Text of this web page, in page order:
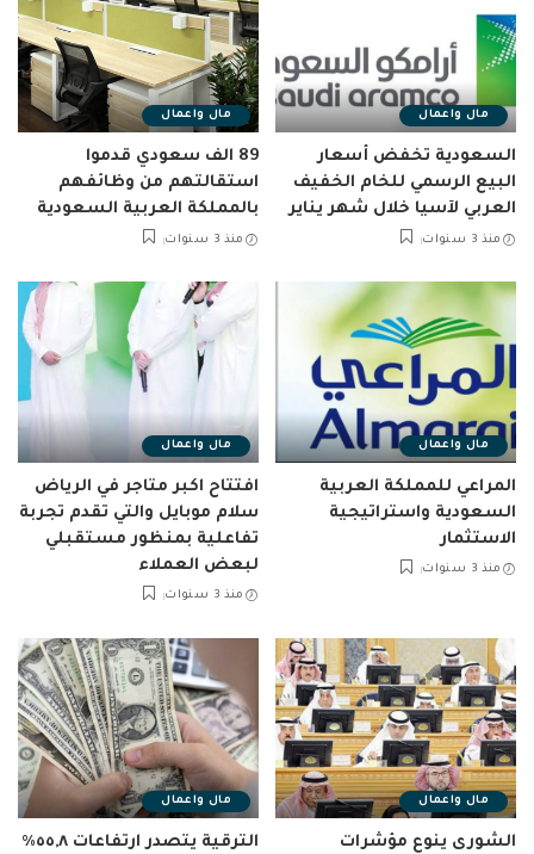
مال واعمال
السعودية تخفض أسعار
البيع الرسمي للخام الخفيف
العربي لآسيا خلال شهر يناير
منذ 3 سنوات
مال واعمال
89 الف سعودي قدموا
استقالتهم من وظائفهم
بالمملكة العربية السعودية
منذ 3 سنوات
مال واعمال
المراعي للمملكة العربية
السعودية واستراتيجية
الاستثمار
منذ 3 سنوات
مال واعمال
افتتاح اكبر متاجر في الرياض
سلام موبايل والتي تقدم تجربة
تفاعلية بمنظور مستقبلي
لبعض العملاء
منذ 3 سنوات
مال واعمال
الشورى ينوع مؤشرات
مال واعمال
الترقية يتصدر ارتفاعات ٥٥,٨٪